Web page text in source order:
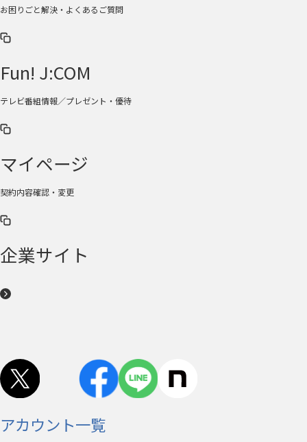
お困りごと解決・よくあるご質問
Fun! J:COM
テレビ番組情報／プレゼント・優待
マイページ
契約内容確認・変更
企業サイト
アカウント一覧